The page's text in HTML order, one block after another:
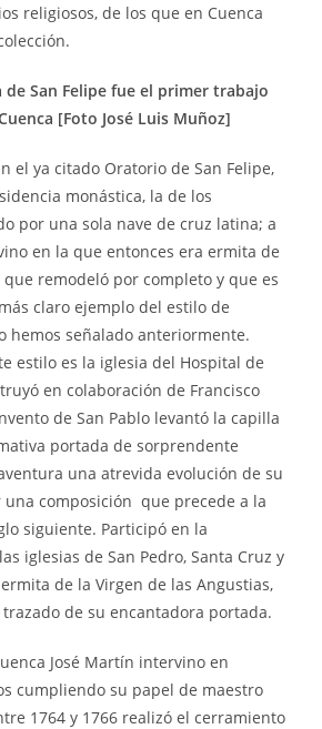
religiosos, de los que en Cuenca
de San Felipe fue el primer trabajo
[Foto José Luis Muñoz]
el ya citado Oratorio de San Felipe,
monástica, la de los
por una sola nave de cruz latina; a
en la que entonces era ermita de
que remodeló por completo y que es
claro ejemplo del estilo de
hemos señalado anteriormente.
estilo es la iglesia del Hospital de
en colaboración de Francisco
de San Pablo levantó la capilla
portada de sorprendente
una atrevida evolución de su
composición que precede a la
siguiente. Participó en la
iglesias de San Pedro, Santa Cruz y
de la Virgen de las Angustias,
de su encantadora portada.
José Martín intervino en
cumpliendo su papel de maestro
1764 y 1766 realizó el cerramiento